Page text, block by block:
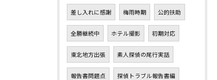
差し入れに感謝 梅雨時期 公的扶助
全勝継続中 ホテル撮影 初期対応
東北地方出張 素人探偵の尾行実話
報告書問題点 探偵トラブル報告書編